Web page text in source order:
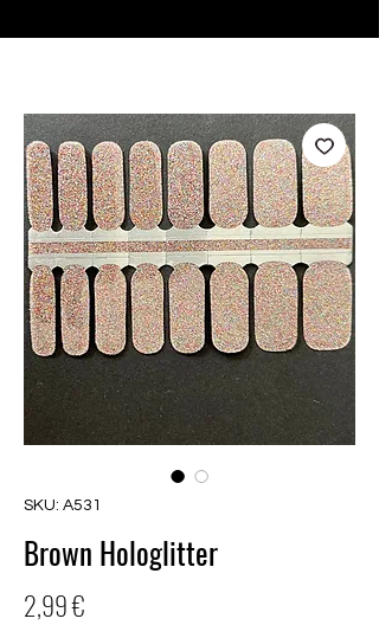
SKU: A531
Brown Hologlitter
2,99 €